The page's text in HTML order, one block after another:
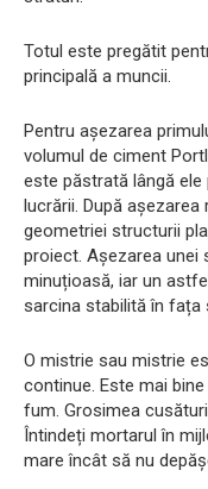
Totul este pregătit
principală a muncii.
Pentru așezarea
volumul de ciment
este păstrată lângă
lucrării. După
geometriei structurii
proiect. Așezarea unei
minuțioasă, iar un
sarcina stabilită în fața
O mistrie sau mistrie
continue. Este mai
fum. Grosimea
Întindeți mortarul în
mare încât să nu